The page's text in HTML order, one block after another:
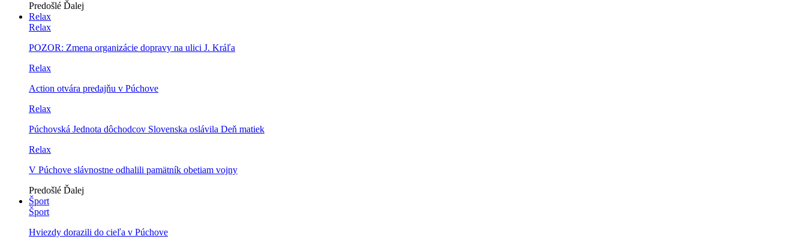
Predošlé Ďalej
Relax
Relax
POZOR: Zmena organizácie dopravy na ulici J. Kráľa
Relax
Action otvára predajňu v Púchove
Relax
Púchovská Jednota dôchodcov Slovenska oslávila Deň matiek
Relax
V Púchove slávnostne odhalili pamätník obetiam vojny
Predošlé Ďalej
Šport
Šport
Hviezdy dorazili do cieľa v Púchove